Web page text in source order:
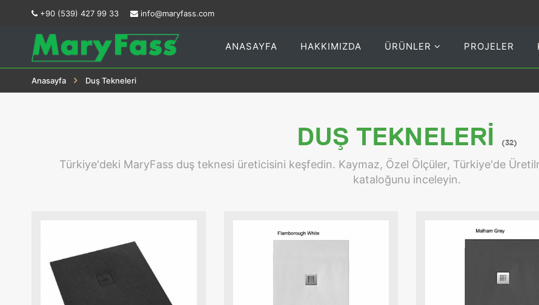
+90 (539) 427 99 33 info@maryfass.com
ANASAYFA HAKKIMIZDA ÜRÜNLER PROJELER
Anasayfa Duş Tekneleri
DUŞ TEKNELERI (32)
Türkiye'deki MaryFass duş teknesi üreticisini keşfedin. Kaymaz, Özel Ölçüler, Türkiye'de
kataloğunu inceleyin.